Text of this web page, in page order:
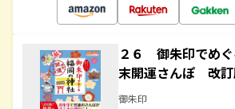
２６ 御朱印でめ
末開運さんぽ 改
御朱印